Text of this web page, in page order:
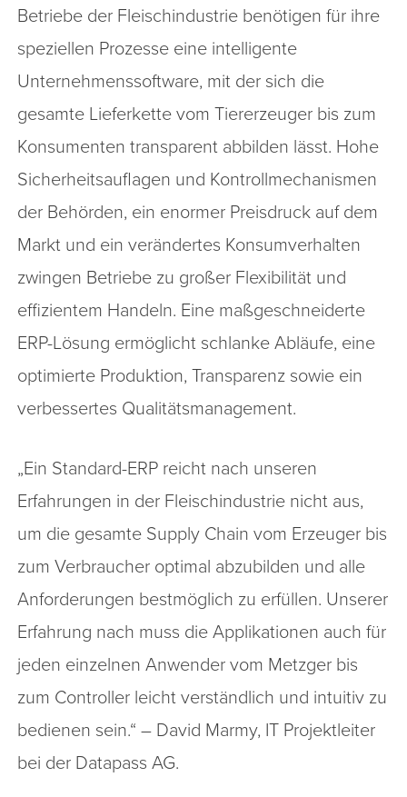
Betriebe der Fleischindustrie benötigen für ihre
speziellen Prozesse eine intelligente
Unternehmenssoftware, mit der sich die
gesamte Lieferkette vom Tiererzeuger bis zum
Konsumenten transparent abbilden lässt. Hohe
Sicherheitsauflagen und Kontrollmechanismen
der Behörden, ein enormer Preisdruck auf dem
Markt und ein verändertes Konsumverhalten
zwingen Betriebe zu großer Flexibilität und
effizientem Handeln. Eine maßgeschneiderte
ERP-Lösung ermöglicht schlanke Abläufe, eine
optimierte Produktion, Transparenz sowie ein
verbessertes Qualitätsmanagement.
„Ein Standard-ERP reicht nach unseren
Erfahrungen in der Fleischindustrie nicht aus,
um die gesamte Supply Chain vom Erzeuger bis
zum Verbraucher optimal abzubilden und alle
Anforderungen bestmöglich zu erfüllen. Unserer
Erfahrung nach muss die Applikationen auch für
jeden einzelnen Anwender vom Metzger bis
zum Controller leicht verständlich und intuitiv zu
bedienen sein.“ – David Marmy, IT Projektleiter
bei der Datapass AG.